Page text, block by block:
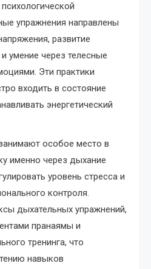
упражнения направлены
развитие
умение через телесные
Эти практики
входить в состояние
энергетический
особое место в
именно через дыхание
уровень стресса и
контроля.
дыхательных упражнений,
пранаямы и
тренинга, что
навыков